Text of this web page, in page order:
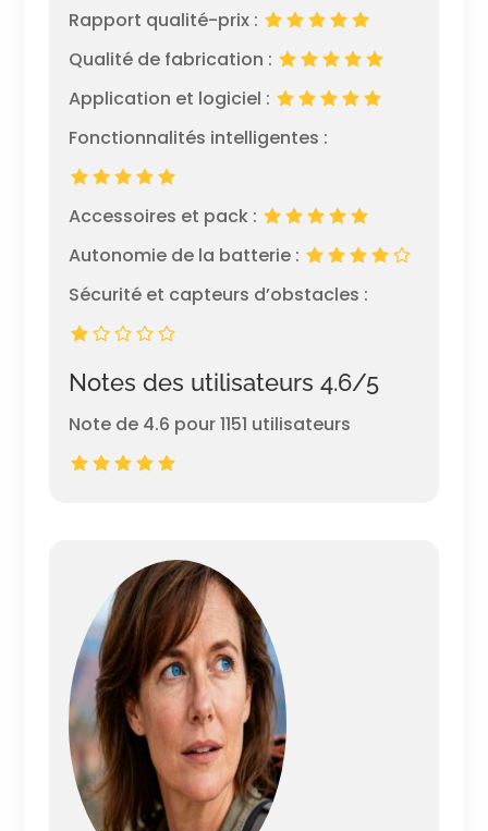
Rapport qualité-prix :
Qualité de fabrication :
Application et logiciel :
Fonctionnalités intelligentes :
Accessoires et pack :
Autonomie de la batterie :
Sécurité et capteurs d’obstacles :
Notes des utilisateurs 4.6/5
Note de 4.6 pour 1151 utilisateurs